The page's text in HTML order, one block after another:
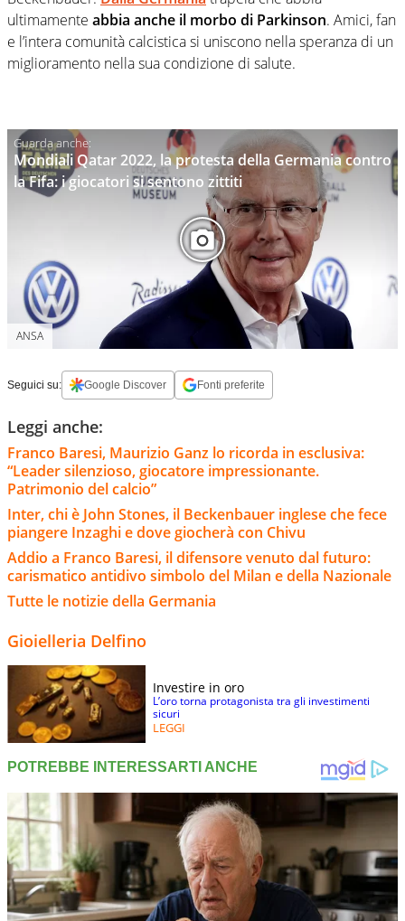
ultimamente abbia anche il morbo di Parkinson. Amici, fan
e l’intera comunità calcistica si uniscono nella speranza di un
miglioramento nella sua condizione di salute.
Mondiali Qatar 2022, la protesta della Germania contro
la Fifa: i giocatori si sentono zittiti
ANSA
Seguici su: Google Discover Fonti preferite
Leggi anche:
Franco Baresi, Maurizio Ganz lo ricorda in esclusiva:
“Leader silenzioso, giocatore impressionante.
Patrimonio del calcio”
Inter, chi è John Stones, il Beckenbauer inglese che fece
piangere Inzaghi e dove giocherà con Chivu
Addio a Franco Baresi, il difensore venuto dal futuro:
carismatico antidivo simbolo del Milan e della Nazionale
Tutte le notizie della Germania
Gioielleria Delfino
Investire in oro
L’oro torna protagonista tra gli investimenti
sicuri
LEGGI